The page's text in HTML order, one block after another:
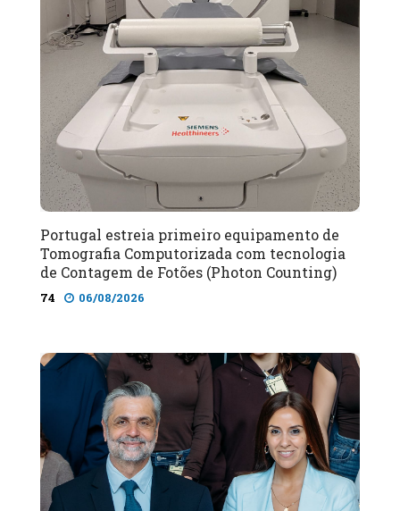
Portugal estreia primeiro equipamento de
Tomografia Computorizada com tecnologia
de Contagem de Fotões (Photon Counting)
74 06/08/2026